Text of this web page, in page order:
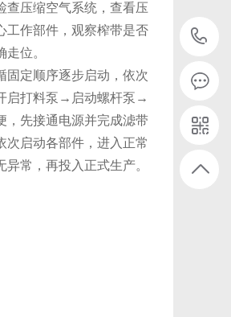
查压缩空气系统，查看压
工作部件，观察榨带是否
位。
固定顺序逐步启动，依次
启打料泵→启动螺杆泵→
，先接通电源并完成滤带
次启动各部件，进入正常
常，再投入正式生产。